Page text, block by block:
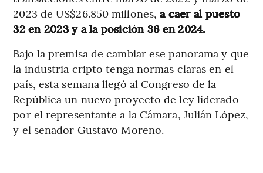
2023 de US$26.850 millones,a caer al puesto
32 en 2023 y a la posición 36 en 2024.
Bajo la premisa de cambiar ese panorama y que
la industria cripto tenga normas claras en el
país, esta semana llegó al Congreso de la
República un nuevo proyecto de ley liderado
por el representante a la Cámara, Julián López,
y el senador Gustavo Moreno.